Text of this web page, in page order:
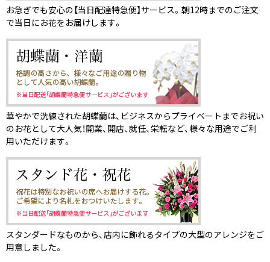
お急ぎでも安心の【当日配達特急便】サービス。朝12時までのご注文
で当日にお花をお届けします。
華やかで洗練された胡蝶蘭は、ビジネスからプライベートまでお祝い
のお花として大人気！開業、開店、就任、栄転など、様々な用途でご利
用いただけます。
スタンダードなものから、店内に飾れるタイプの大型のアレンジをご
用意しました。